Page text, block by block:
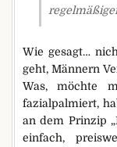
Wie gesagt…
geht, Männern
Was, möchte
fazialpalmiert,
an dem Prinzip
einfach,